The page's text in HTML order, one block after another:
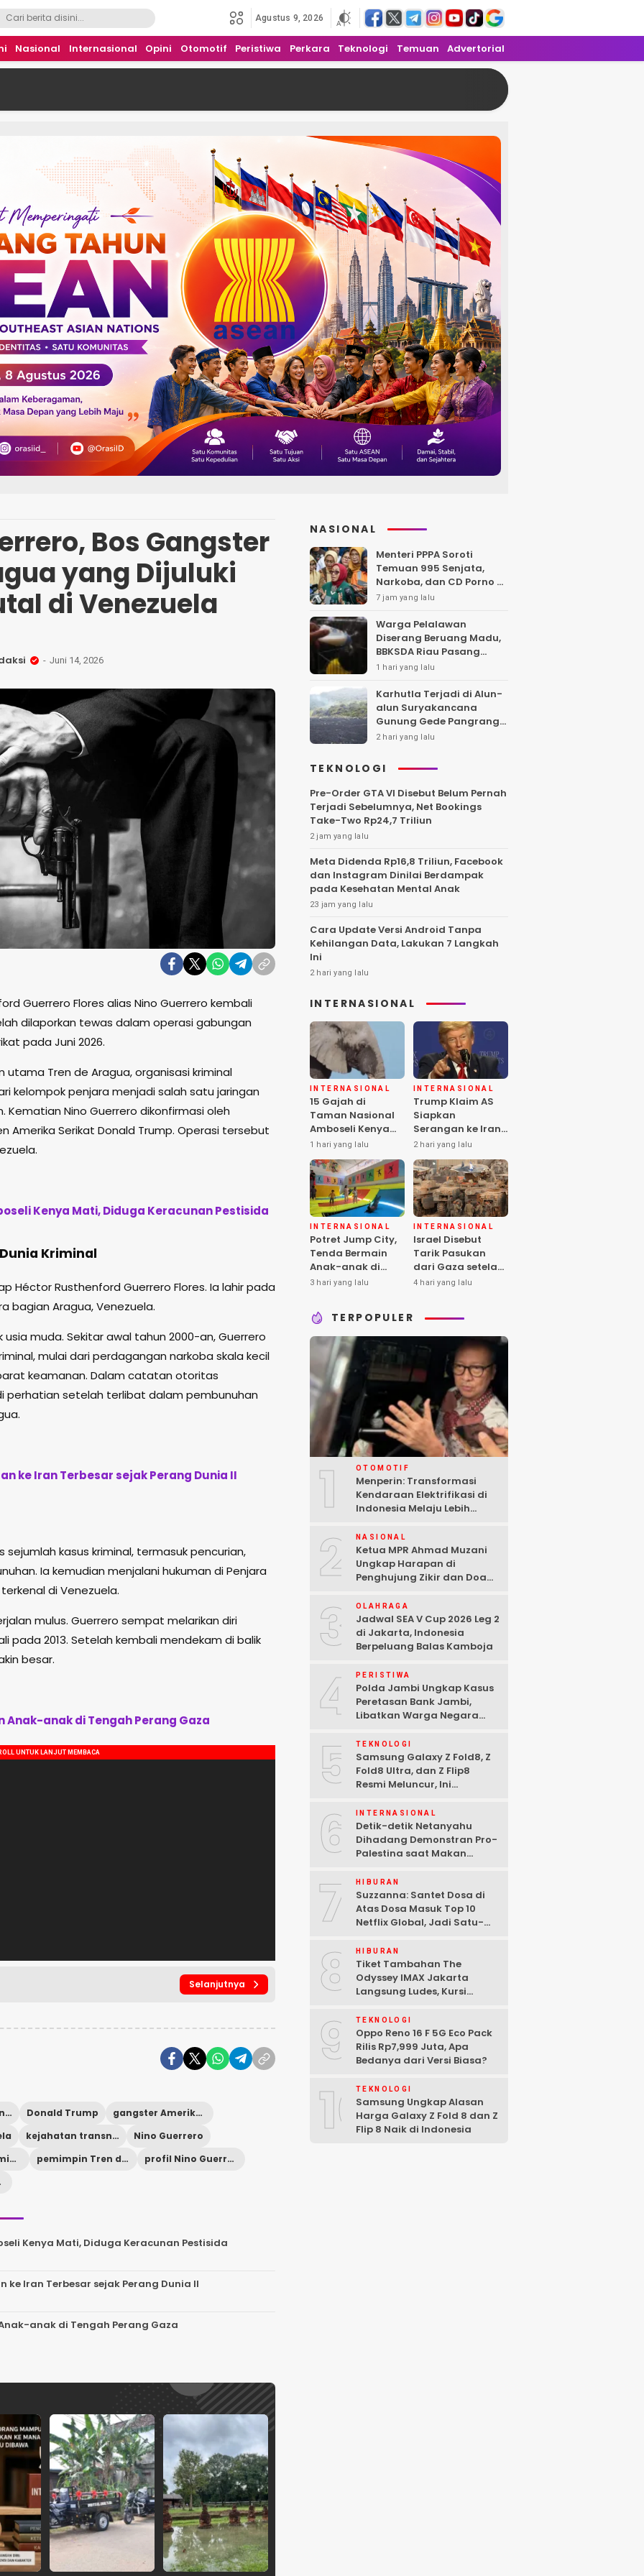
Agustus 9, 2026
Nasional Internasional Opini Otomotif Peristiwa Perkara Teknologi Temuan Advertorial
Bos Gangster
yang Dijuluki
di Venezuela
Juni 14, 2026
Guerrero Flores alias Nino Guerrero kembali
dilaporkan tewas dalam operasi gabungan
pada Juni 2026.
Tren de Aragua, organisasi kriminal
kelompok penjara menjadi salah satu jaringan
Kematian Nino Guerrero dikonfirmasi oleh
Amerika Serikat Donald Trump. Operasi tersebut
Kenya Mati, Diduga Keracunan Pestisida
Kriminal
Héctor Rusthenford Guerrero Flores. Ia lahir pada
bagian Aragua, Venezuela.
usia muda. Sekitar awal tahun 2000-an, Guerrero
mulai dari perdagangan narkoba skala kecil
keamanan. Dalam catatan otoritas
perhatian setelah terlibat dalam pembunuhan
ke Iran Terbesar sejak Perang Dunia II
sejumlah kasus kriminal, termasuk pencurian,
Ia kemudian menjalani hukuman di Penjara
di Venezuela.
mulus. Guerrero sempat melarikan diri
pada 2013. Setelah kembali mendekam di balik
besar.
Anak-anak di Tengah Perang Gaza
Selanjutnya
bos gangster Venezuela Donald Trump
gangster Amerika Latin
kejahatan transnasional
Nino Guerrero
organisasi kriminal Venezuela
pemimpin Tren de Aragua
profil Nino Guerrero
Kenya Mati, Diduga Keracunan Pestisida
ke Iran Terbesar sejak Perang Dunia II
anak di Tengah Perang Gaza
NASIONAL
Menteri PPPA Soroti
Temuan 995 Senjata,
Narkoba, dan CD Porno di
Sekolah Jaksel
7 jam yang lalu
Warga Pelalawan
Diserang Beruang Madu,
BBKSDA Riau Pasang
Kandang Jebak di Lokasi
1 hari yang lalu
Karhutla Terjadi di Alun-
alun Suryakancana
Gunung Gede Pangrango,
Api Berhasil Dipadamka
2 hari yang lalu
TEKNOLOGI
Pre-Order GTA VI Disebut Belum Pernah
Terjadi Sebelumnya, Net Bookings
Take-Two Rp24,7 Triliun
2 jam yang lalu
Meta Didenda Rp16,8 Triliun, Facebook
dan Instagram Dinilai Berdampak
pada Kesehatan Mental Anak
23 jam yang lalu
Cara Update Versi Android Tanpa
Kehilangan Data, Lakukan 7 Langkah
Ini
2 hari yang lalu
INTERNASIONAL
INTERNASIONAL
15 Gajah di
Taman Nasional
Amboseli Kenya
Mati, Diduga
Keracunan
Pestisida
1 hari yang lalu
INTERNASIONAL
Trump Klaim AS
Siapkan
Serangan ke Iran
Terbesar sejak
Perang Dunia II
2 hari yang lalu
INTERNASIONAL
Potret Jump City,
Tenda Bermain
Anak-anak di
Tengah Perang
3 hari yang lalu
INTERNASIONAL
Israel Disebut
Tarik Pasukan
dari Gaza setelah
Hamas Selesai
4 hari yang lalu
TERPOPULER
1 OTOMOTIF
Menperin: Transformasi
Kendaraan Elektrifikasi di
Indonesia Melaju Lebih
2 NASIONAL
Ketua MPR Ahmad Muzani
Ungkap Harapan di
Penghujung Zikir dan Doa
3 OLAHRAGA
Jadwal SEA V Cup 2026 Leg 2
di Jakarta, Indonesia
Berpeluang Balas Kamboja
4 PERISTIWA
Polda Jambi Ungkap Kasus
Peretasan Bank Jambi,
Libatkan Warga Negara
Tersangka Ditangkap
5 TEKNOLOGI
Samsung Galaxy Z Fold8, Z
Fold8 Ultra, dan Z Flip8
Resmi Meluncur, Ini
6 INTERNASIONAL
Detik-detik Netanyahu
Dihadang Demonstran Pro-
Palestina saat Makan
7 HIBURAN
Suzzanna: Santet Dosa di
Atas Dosa Masuk Top 10
Netflix Global, Jadi Satu-
8 HIBURAN
Tiket Tambahan The
Odyssey IMAX Jakarta
Langsung Ludes, Kursi
9 TEKNOLOGI
Oppo Reno 16 F 5G Eco Pack
Rilis Rp7,999 Juta, Apa
Bedanya dari Versi Biasa?
10TEKNOLOGI
Samsung Ungkap Alasan
Harga Galaxy Z Fold 8 dan Z
Flip 8 Naik di Indonesia